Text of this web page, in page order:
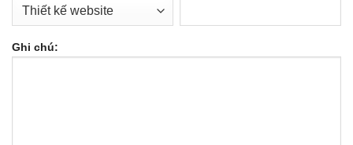
Ghi chú: